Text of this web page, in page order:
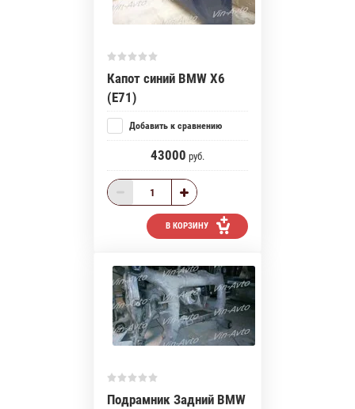
Капот синий BMW X6
(E71)
Добавить к сравнению
43000 руб.
В КОРЗИНУ
Подрамник Задний BMW